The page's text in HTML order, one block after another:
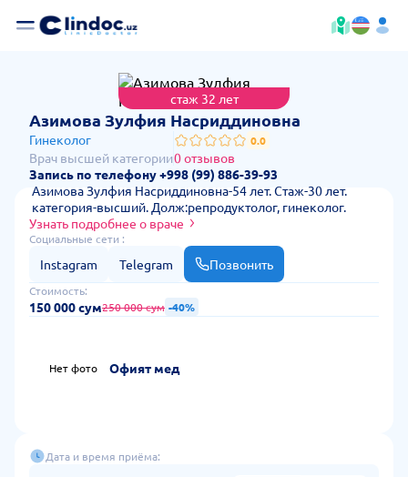
стаж 32 лет
Азимова Зулфия Насриддиновна
Гинеколог
Врач высшей категории
0.0
0 отзывов
Запись по телефону +998 (99) 886-39-93
Азимова Зулфия Насриддиновна-54 лет. Стаж-30 лет.
категория-высший. Долж:репродуктолог, гинеколог.
Узнать подробнее о враче
Социальные сети :
Instagram Telegram Позвонить
Стоимость:
150 000 сум250 000 сум -40%
Нет фото Офият мед
Дата и время приёма: